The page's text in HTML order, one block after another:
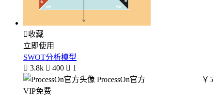
收藏
立即使用
SWOT分析模型
 3.8k  400  1
ProcessOn官方
￥5
VIP免费